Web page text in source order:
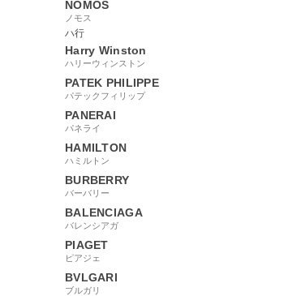
NOMOS
ノモス
ハ行
Harry Winston
ハリーウィンストン
PATEK PHILIPPE
パテックフィリップ
PANERAI
パネライ
HAMILTON
ハミルトン
BURBERRY
バーバリー
BALENCIAGA
バレンシアガ
PIAGET
ピアジェ
BVLGARI
ブルガリ